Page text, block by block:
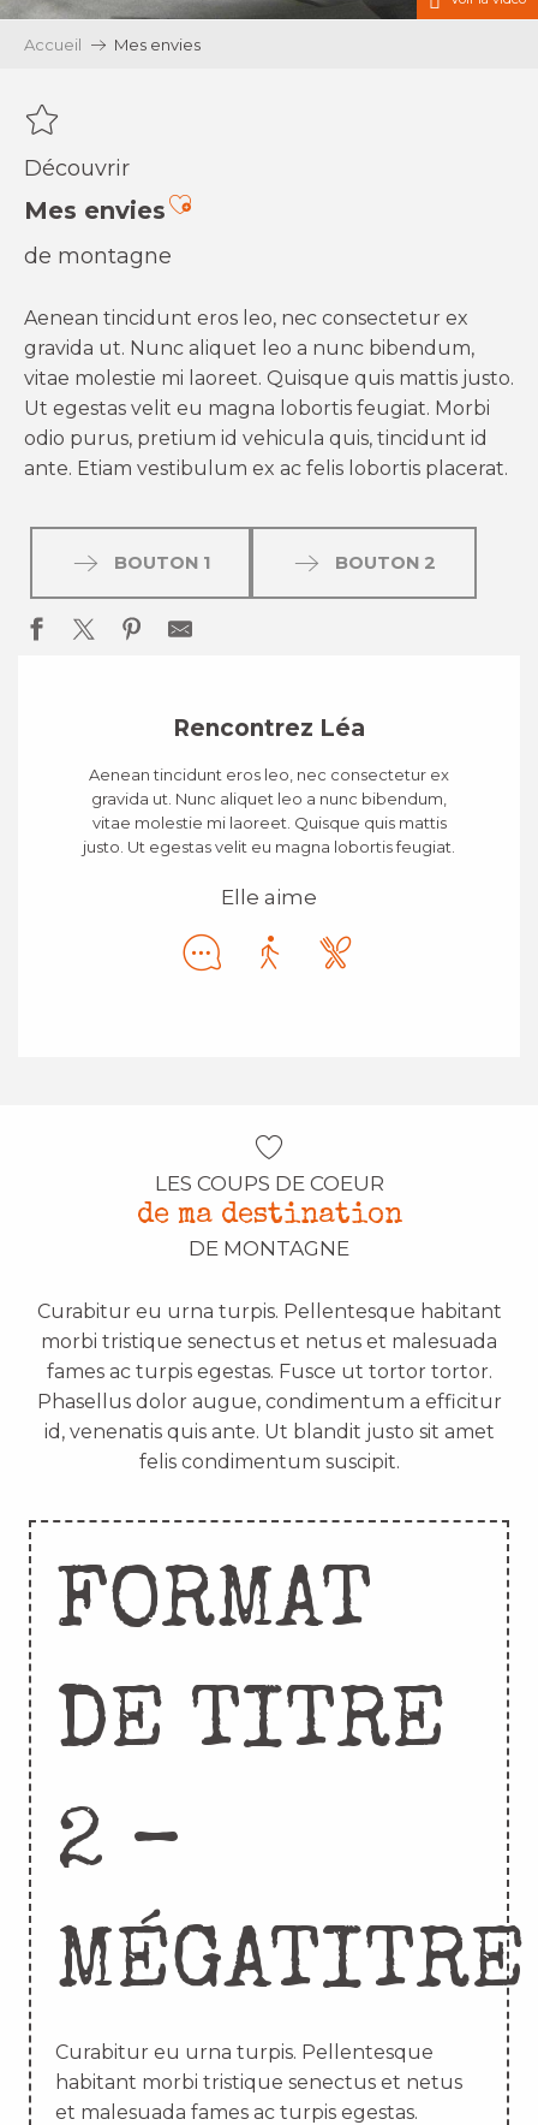
Accueil Mes envies
Découvrir
Mes enviesAjouter aux favoris
de montagne
Aenean tincidunt eros leo, nec consectetur ex
gravida ut. Nunc aliquet leo a nunc bibendum,
vitae molestie mi laoreet. Quisque quis mattis justo.
Ut egestas velit eu magna lobortis feugiat. Morbi
odio purus, pretium id vehicula quis, tincidunt id
ante. Etiam vestibulum ex ac felis lobortis placerat.
BOUTON 1 BOUTON 2
Rencontrez Léa
Aenean tincidunt eros leo, nec consectetur ex
gravida ut. Nunc aliquet leo a nunc bibendum,
vitae molestie mi laoreet. Quisque quis mattis
justo. Ut egestas velit eu magna lobortis feugiat.
Elle aime
LES COUPS DE COEUR
de ma destination
DE MONTAGNE
Curabitur eu urna turpis. Pellentesque habitant
morbi tristique senectus et netus et malesuada
fames ac turpis egestas. Fusce ut tortor tortor.
Phasellus dolor augue, condimentum a efficitur
id, venenatis quis ante. Ut blandit justo sit amet
felis condimentum suscipit.
FORMAT
DE TITRE
2 –
MÉGATITRE
Curabitur eu urna turpis. Pellentesque
habitant morbi tristique senectus et netus
et malesuada fames ac turpis egestas.